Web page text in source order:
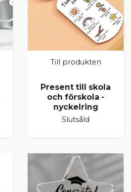
Till produkten
Present till skola
och förskola -
nyckelring
Slutsåld